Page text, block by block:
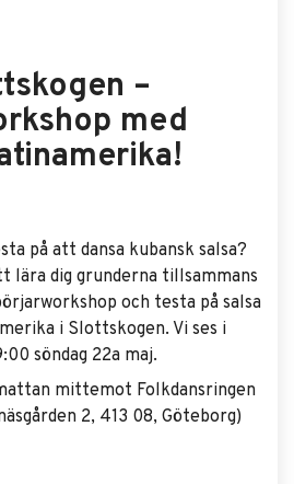
–
med
på att dansa kubansk salsa?
lära dig grunderna tillsammans
och testa på salsa
i Slottskogen. Vi ses i
söndag 22a maj.
mittemot Folkdansringen
2, 413 08, Göteborg)